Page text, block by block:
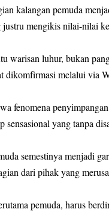
kalangan pemuda
mengikis nilai-nilai
warisan luhur, bukan
dikomfirmasi melalui via
fenomena
sensasional yang tanpa
semestinya menjadi
dari pihak yang
pemuda, harus